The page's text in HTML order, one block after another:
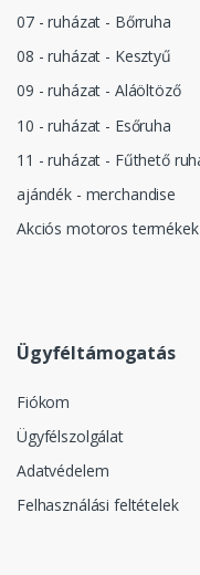
07 - ruházat - Bőrruha
08 - ruházat - Kesztyű
09 - ruházat - Aláöltöző
10 - ruházat - Esőruha
11 - ruházat - Fűthető
ajándék - merchandise
Akciós motoros termékek
Ügyféltámogatás
Fiókom
Ügyfélszolgálat
Adatvédelem
Felhasználási feltételek